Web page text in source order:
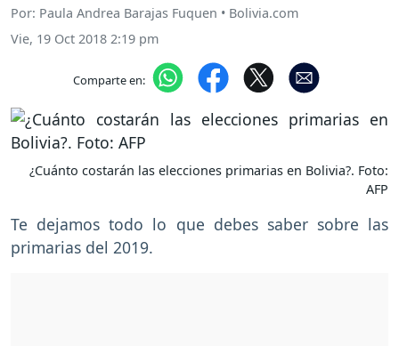
Por: Paula Andrea Barajas Fuquen • Bolivia.com
Vie, 19 Oct 2018 2:19 pm
Comparte en:
¿Cuánto costarán las elecciones primarias en Bolivia?. Foto:
AFP
Te dejamos todo lo que debes saber sobre las
primarias del 2019.